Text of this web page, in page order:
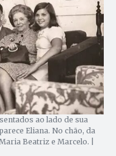
ao lado de sua
Eliana. No chão, da
Beatriz e Marcelo. |